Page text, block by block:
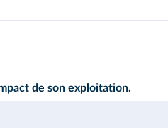
de son exploitation.